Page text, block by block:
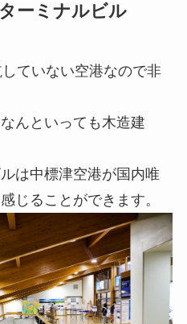
ーミナルビル
ていない空港なので非
んといっても木造建
は中標津空港が国内唯
じることができます。